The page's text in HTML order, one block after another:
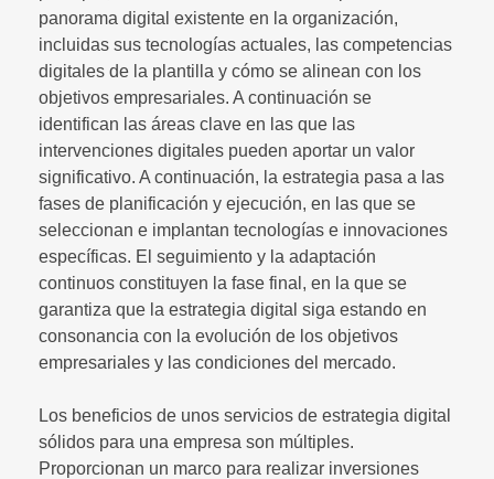
panorama digital existente en la organización,
incluidas sus tecnologías actuales, las competencias
digitales de la plantilla y cómo se alinean con los
objetivos empresariales. A continuación se
identifican las áreas clave en las que las
intervenciones digitales pueden aportar un valor
significativo. A continuación, la estrategia pasa a las
fases de planificación y ejecución, en las que se
seleccionan e implantan tecnologías e innovaciones
específicas. El seguimiento y la adaptación
continuos constituyen la fase final, en la que se
garantiza que la estrategia digital siga estando en
consonancia con la evolución de los objetivos
empresariales y las condiciones del mercado.
Los beneficios de unos servicios de estrategia digital
sólidos para una empresa son múltiples.
Proporcionan un marco para realizar inversiones